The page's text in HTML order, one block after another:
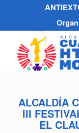
ALCALDÍA
III
EL